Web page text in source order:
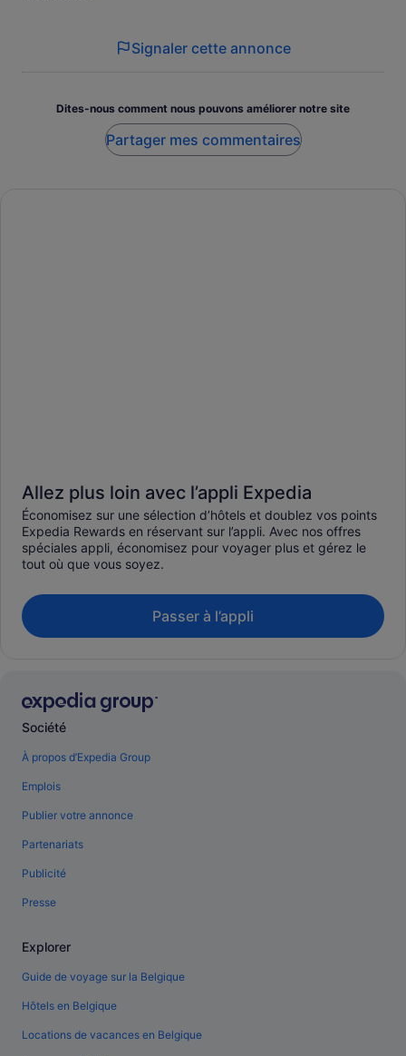
Signaler cette annonce
Dites-nous comment nous pouvons améliorer notre site
Partager mes commentaires
Allez plus loin avec l’appli Expedia
Économisez sur une sélection d’hôtels et doublez vos points
Expedia Rewards en réservant sur l’appli. Avec nos offres
spéciales appli, économisez pour voyager plus et gérez le
tout où que vous soyez.
Passer à l’appli
Société
À propos d’Expedia Group
Emplois
Publier votre annonce
Partenariats
Publicité
Presse
Explorer
Guide de voyage sur la Belgique
Hôtels en Belgique
Locations de vacances en Belgique